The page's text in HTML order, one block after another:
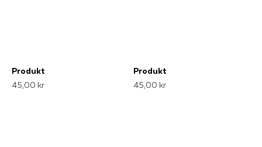
Produkt
45,00 kr
Produkt
45,00 kr